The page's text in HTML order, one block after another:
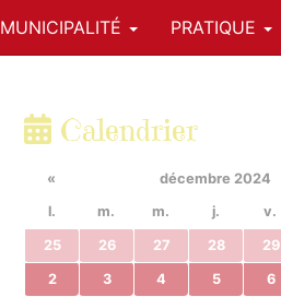
MUNICIPALITÉ PRATIQUE
Calendrier
« décembre 2024
l.
m. m. j. v.
25 26 27 28 29
2 3 4 5 6